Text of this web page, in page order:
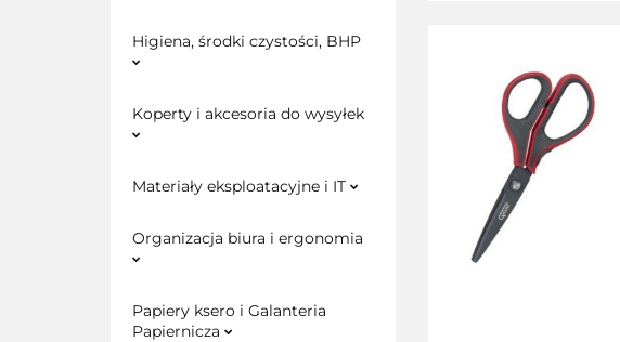
Higiena, środki czystości, BHP
Koperty i akcesoria do wysyłek
Materiały eksploatacyjne i IT
Organizacja biura i ergonomia
Papiery ksero i Galanteria
Papiernicza